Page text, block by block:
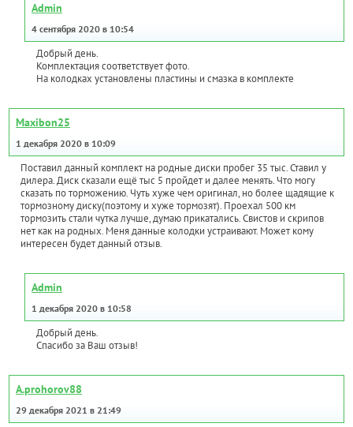
Admin
4 сентября 2020 в 10:54
Добрый день.
Комплектация соответствует фото.
На колодках установлены пластины и смазка в комплекте
Maxibon25
1 декабря 2020 в 10:09
Поставил данный комплект на родные диски пробег 35 тыс. Ставил у
дилера. Диск сказали ещё тыс 5 пройдет и далее менять. Что могу
сказать по торможению. Чуть хуже чем оригинал, но более щадящие к
тормозному диску(поэтому и хуже тормозят). Проехал 500 км
тормозить стали чутка лучше, думаю прикатались. Свистов и скрипов
нет как на родных. Меня данные колодки устраивают. Может кому
интересен будет данный отзыв.
Admin
1 декабря 2020 в 10:58
Добрый день.
Спасибо за Ваш отзыв!
A.prohorov88
29 декабря 2021 в 21:49